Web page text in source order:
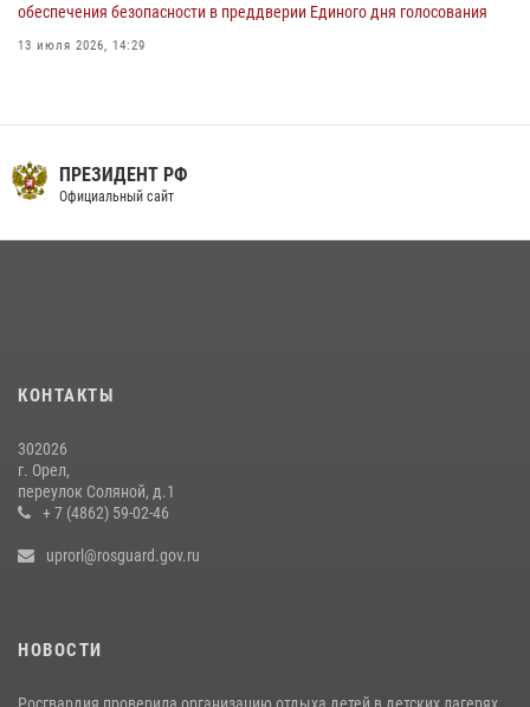
обеспечения безопасности в преддверии Единого дня голосования
13 июля 2026, 14:29
16 июля 2026, 13:34
Сотрудники Росгвардии пресекли дебош в орловском кафе
30 июля 2026, 14:27
15 июля 2026, 14:49
ПРЕЗИДЕНТ РФ
Официальный сайт
КОНТАКТЫ
302026
г. Орел,
переулок Соляной, д.1
+ 7 (4862) 59-02-46
uprorl@rosguard.gov.ru
НОВОСТИ
Росгвардия проверила организацию отдыха детей в детских лагерях